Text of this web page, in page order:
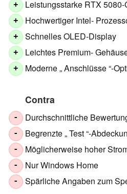
+ Leistungsstarke RTX 5080-
+ Hochwertiger Intel-
+ Schnelles OLED-Display
+ Leichtes Premium-
+ Moderne „ Anschlüsse “-
Contra
- Durchschnittliche
- Begrenzte „ Test “-
- Möglicherweise hoher
- Nur Windows Home
- Spärliche Angaben zum